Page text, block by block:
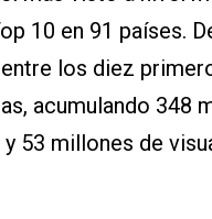
10 en 91 países.
los diez
acumulando 348
y 53 millones de